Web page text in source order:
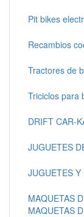
Pit bikes
Recambios
Tractores de
Triciclos para
DRIFT CAR-
JUGUETES
JUGUETES Y
MAQUETAS
MAQUETAS